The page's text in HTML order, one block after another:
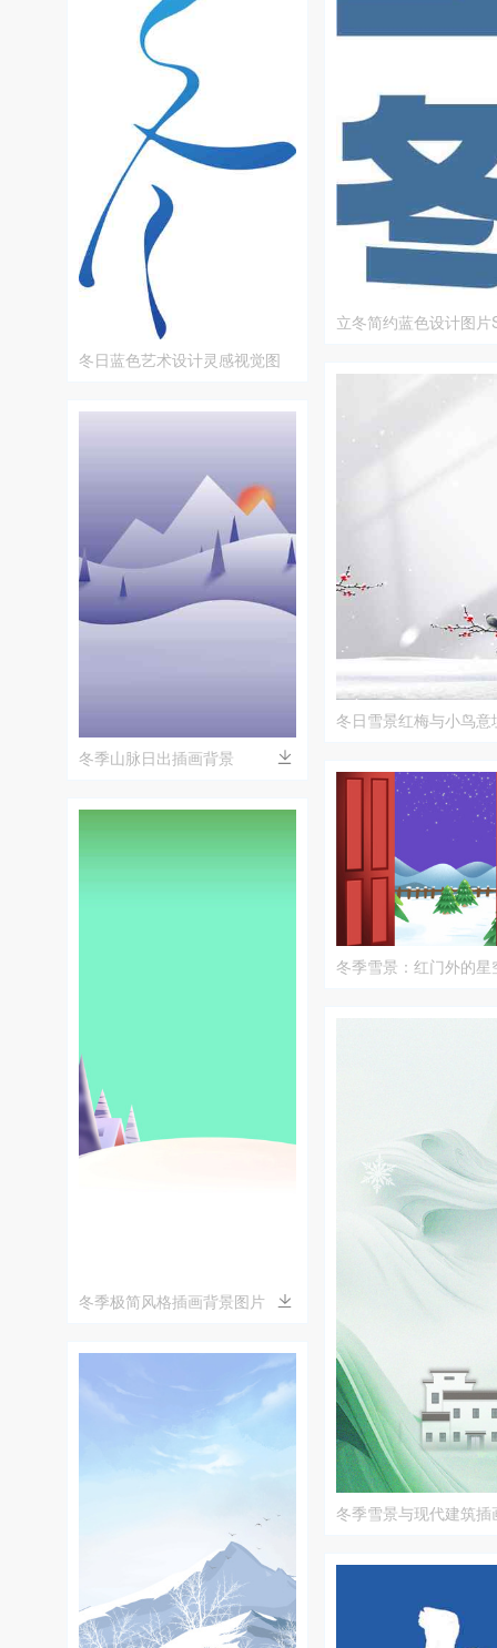
冬日蓝色艺术设计灵感视觉图
冬季山脉日出插画背景
冬季极简风格插画背景图片
立冬简约蓝色设计图片
冬日雪景红梅与小鸟意
冬季雪景：红门外的星
冬季雪景与现代建筑插